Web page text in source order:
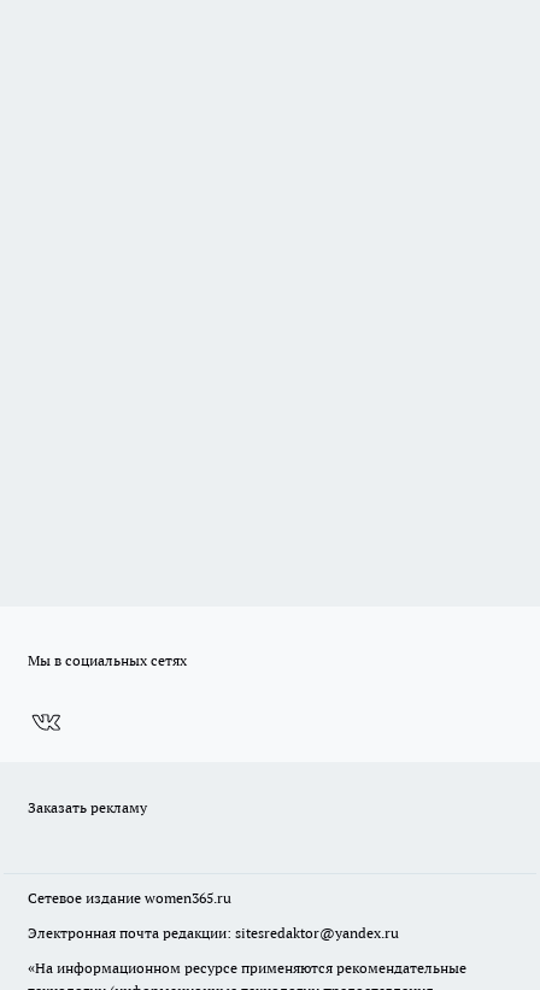
Мы в социальных сетях
Заказать рекламу
Сетевое издание women365.ru
Электронная почта редакции: sitesredaktor@yandex.ru
«На информационном ресурсе применяются рекомендательные